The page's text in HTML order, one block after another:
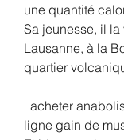
une quantité
Sa jeunesse, il la
Lausanne, à la
quartier
ligne gain de